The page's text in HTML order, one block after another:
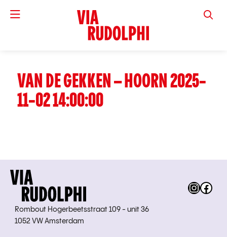
VIA
VAN DE GEKKEN – HOORN 2025-
11-02 14:00:00
Rombout Hogerbeetsstraat 109 - unit 36
1052 VW Amsterdam